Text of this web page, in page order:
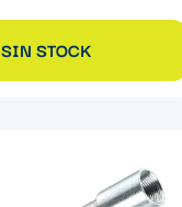
SIN STOCK